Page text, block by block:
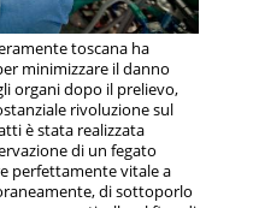
toscana ha
minimizzare il danno
organi dopo il prelievo,
rivoluzione sul
è stata realizzata
di un fegato
perfettamente vitale a
di sottoporlo